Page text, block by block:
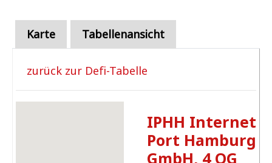
Karte Tabellenansicht
zurück zur Defi-Tabelle
IPHH Internet
Port Hamburg
GmbH, 4 OG